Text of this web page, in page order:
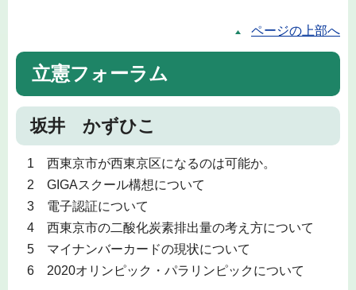
ページの上部へ
立憲フォーラム
坂井 かずひこ
1 西東京市が西東京区になるのは可能か。
2 GIGAスクール構想について
3 電子認証について
4 西東京市の二酸化炭素排出量の考え方について
5 マイナンバーカードの現状について
6 2020オリンピック・パラリンピックについて